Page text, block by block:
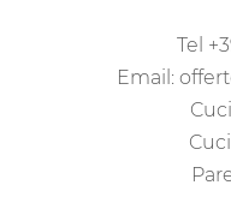
Tel
Email: